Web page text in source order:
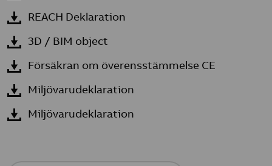
REACH Deklaration
3D / BIM object
Försäkran om överensstämmelse CE
Miljövarudeklaration
Miljövarudeklaration